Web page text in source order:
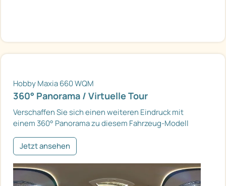
Hobby Maxia 660 WQM
360° Panorama / Virtuelle Tour
Verschaffen Sie sich einen weiteren Eindruck mit
einem 360° Panorama zu diesem Fahrzeug-Modell
Jetzt ansehen